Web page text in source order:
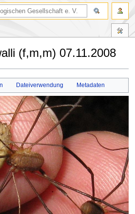
(f,m,m) 07.11.2008
Dateiverwendung Metadaten